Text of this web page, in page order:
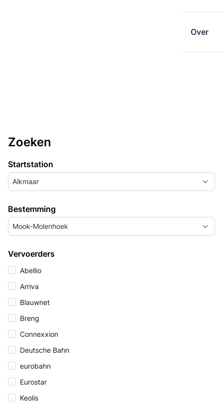
Over
Zoeken
Startstation
Alkmaar
Bestemming
Mook-Molenhoek
Vervoerders
Abellio
Arriva
Blauwnet
Breng
Connexxion
Deutsche Bahn
eurobahn
Eurostar
Keolis